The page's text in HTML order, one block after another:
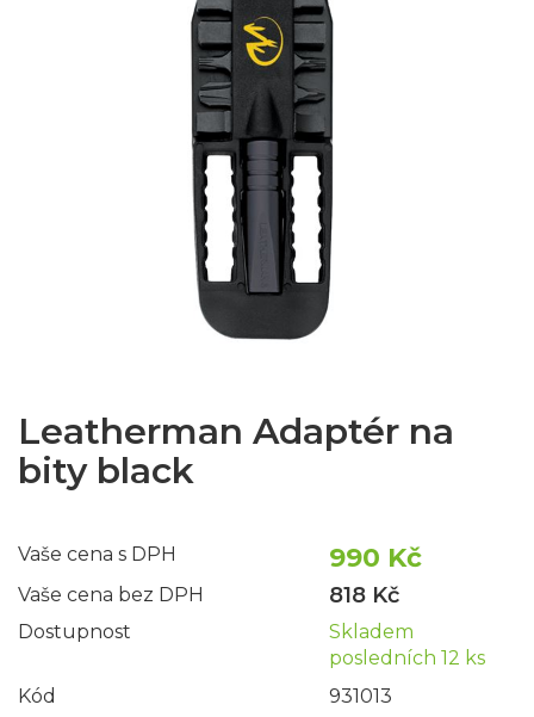
Leatherman Adaptér na
bity black
Vaše cena s DPH 990 Kč
Vaše cena bez DPH 818 Kč
Dostupnost
Skladem
posledních 12 ks
Kód
931013